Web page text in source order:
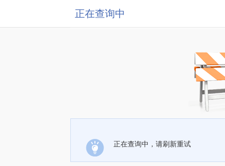
正在查询中
正在查询中，请刷新重试